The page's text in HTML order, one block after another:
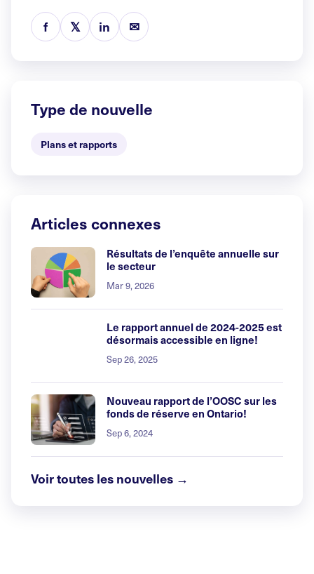
f 𝕏 in ✉
Type de nouvelle
Plans et rapports
Articles connexes
Résultats de l’enquête annuelle sur
le secteur
Mar 9, 2026
Le rapport annuel de 2024-2025 est
désormais accessible en ligne!
Sep 26, 2025
Nouveau rapport de l’OOSC sur les
fonds de réserve en Ontario!
Sep 6, 2024
Voir toutes les nouvelles →